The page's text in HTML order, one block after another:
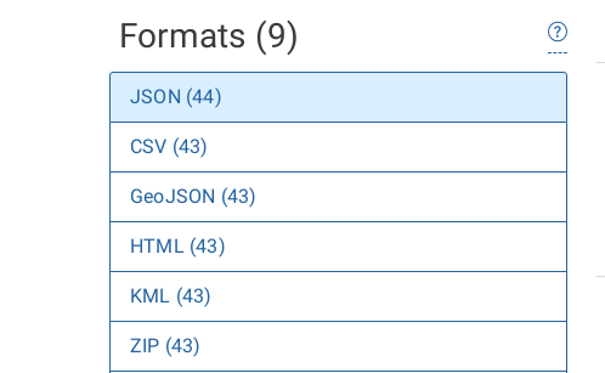
Formats (9)
JSON (44)
CSV (43)
GeoJSON (43)
HTML (43)
KML (43)
ZIP (43)